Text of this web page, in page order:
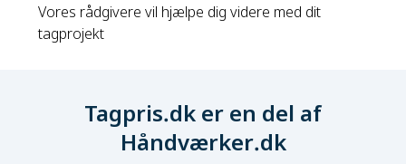
Vores rådgivere vil hjælpe dig videre med dit
tagprojekt
Tagpris.dk er en del af
Håndværker.dk